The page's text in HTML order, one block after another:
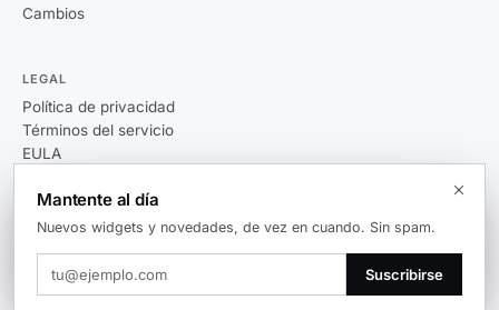
Cambios
LEGAL
Política de privacidad
Términos del servicio
EULA
v0.5.3 Windows 10 / 11
Mantente al día
Nuevos widgets y novedades, de vez en cuando. Sin spam.
Suscribirse